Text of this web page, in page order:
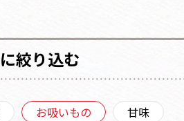
絞り込む
お吸いもの 甘味